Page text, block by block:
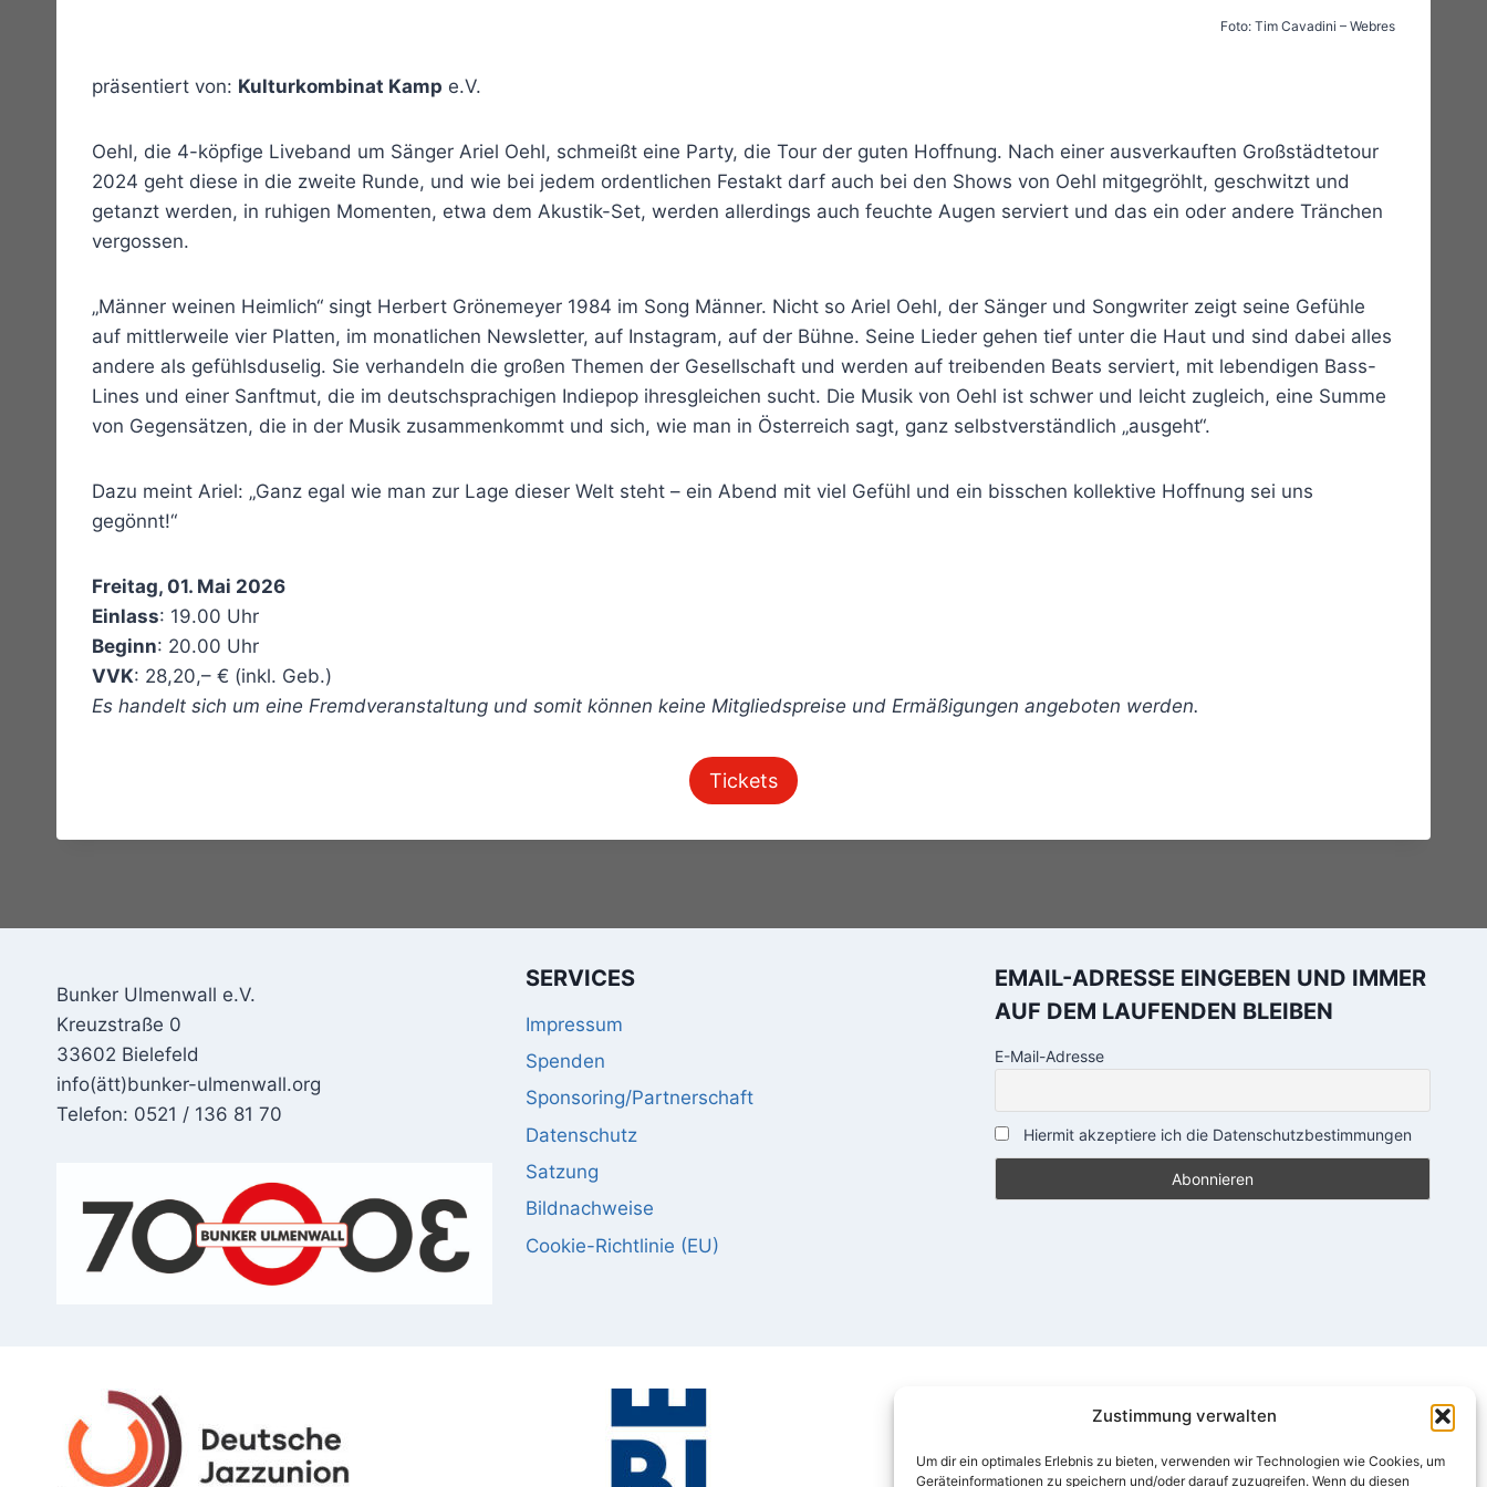
Zustimmung verwalten
Um dir ein optimales Erlebnis zu bieten, verwenden wir Technologien wie Cookies, um
Geräteinformationen zu speichern und/oder darauf zuzugreifen. Wenn du diesen
Foto: Tim Cavadini – Webres
präsentiert von: Kulturkombinat Kamp e.V.
Oehl, die 4-köpfige Liveband um Sänger Ariel Oehl, schmeißt eine Party, die Tour der guten Hoffnung. Nach einer ausverkauften Großstädtetour
2024 geht diese in die zweite Runde, und wie bei jedem ordentlichen Festakt darf auch bei den Shows von Oehl mitgegröhlt, geschwitzt und
getanzt werden, in ruhigen Momenten, etwa dem Akustik-Set, werden allerdings auch feuchte Augen serviert und das ein oder andere Tränchen
vergossen.
„Männer weinen Heimlich“ singt Herbert Grönemeyer 1984 im Song Männer. Nicht so Ariel Oehl, der Sänger und Songwriter zeigt seine Gefühle
auf mittlerweile vier Platten, im monatlichen Newsletter, auf Instagram, auf der Bühne. Seine Lieder gehen tief unter die Haut und sind dabei alles
andere als gefühlsduselig. Sie verhandeln die großen Themen der Gesellschaft und werden auf treibenden Beats serviert, mit lebendigen Bass-
Lines und einer Sanftmut, die im deutschsprachigen Indiepop ihresgleichen sucht. Die Musik von Oehl ist schwer und leicht zugleich, eine Summe
von Gegensätzen, die in der Musik zusammenkommt und sich, wie man in Österreich sagt, ganz selbstverständlich „ausgeht“.
Dazu meint Ariel: „Ganz egal wie man zur Lage dieser Welt steht – ein Abend mit viel Gefühl und ein bisschen kollektive Hoffnung sei uns
gegönnt!“
Freitag, 01. Mai 2026
Einlass: 19.00 Uhr
Beginn: 20.00 Uhr
VVK: 28,20,– € (inkl. Geb.)
Es handelt sich um eine Fremdveranstaltung und somit können keine Mitgliedspreise und Ermäßigungen angeboten werden.
Tickets
Bunker Ulmenwall e.V.
Kreuzstraße 0
33602 Bielefeld
info(ätt)bunker-ulmenwall.org
Telefon: 0521 / 136 81 70
SERVICES
Impressum
Spenden
Sponsoring/Partnerschaft
Datenschutz
Satzung
Bildnachweise
Cookie-Richtlinie (EU)
EMAIL-ADRESSE EINGEBEN UND IMMER
AUF DEM LAUFENDEN BLEIBEN
E-Mail-Adresse
Hiermit akzeptiere ich die Datenschutzbestimmungen